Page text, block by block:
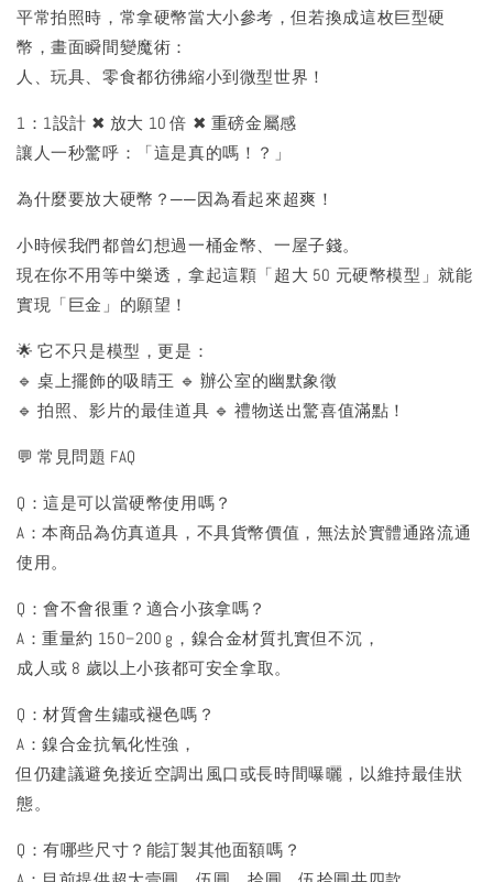
平常拍照時，常拿硬幣當大小參考，但若換成這枚巨型硬
幣，畫面瞬間變魔術：
人、玩具、零食都彷彿縮小到微型世界！
1：1設計 ✖ 放大 10 倍 ✖ 重磅金屬感
讓人一秒驚呼：「這是真的嗎！？」
為什麼要放大硬幣？──因為看起來超爽！
小時候我們都曾幻想過一桶金幣、一屋子錢。
現在你不用等中樂透，拿起這顆「超大 50 元硬幣模型」就能
實現「巨金」的願望！
🌟 它不只是模型，更是：
🔹 桌上擺飾的吸睛王 🔹 辦公室的幽默象徵
🔹 拍照、影片的最佳道具 🔹 禮物送出驚喜值滿點！
💬 常見問題 FAQ
Q：這是可以當硬幣使用嗎？
A：本商品為仿真道具，不具貨幣價值，無法於實體通路流通
使用。
Q：會不會很重？適合小孩拿嗎？
A：重量約 150–200 g，鎳合金材質扎實但不沉，
成人或 8 歲以上小孩都可安全拿取。
Q：材質會生鏽或褪色嗎？
A：鎳合金抗氧化性強，
但仍建議避免接近空調出風口或長時間曝曬，以維持最佳狀
態。
Q：有哪些尺寸？能訂製其他面額嗎？